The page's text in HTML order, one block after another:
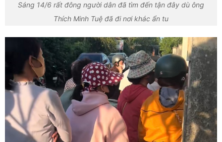
Sáng 14/6 rất đông người dân đã tìm đến tận đây dù ông
Thích Minh Tuệ đã đi nơi khác ẩn tu